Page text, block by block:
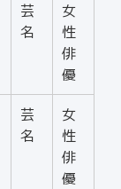
芸
名
女
性
俳
優
芸
名
女
性
俳
優